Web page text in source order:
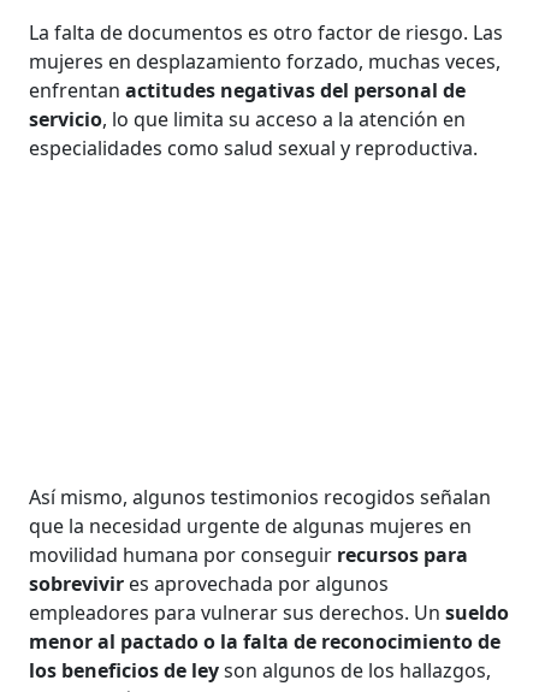
La falta de documentos es otro factor de riesgo. Las
mujeres en desplazamiento forzado, muchas veces,
enfrentanactitudes negativas del personal de
servicio, lo que limita su acceso a la atención en
especialidades como salud sexual y reproductiva.
Así mismo, algunos testimonios recogidos señalan
que la necesidad urgente de algunas mujeres en
movilidad humana por conseguir recursos para
sobrevivir es aprovechada por algunos
empleadores para vulnerar sus derechos. Unsueldo
menor al pactado o la falta de reconocimiento de
los beneficios de leyson algunos de los hallazgos,